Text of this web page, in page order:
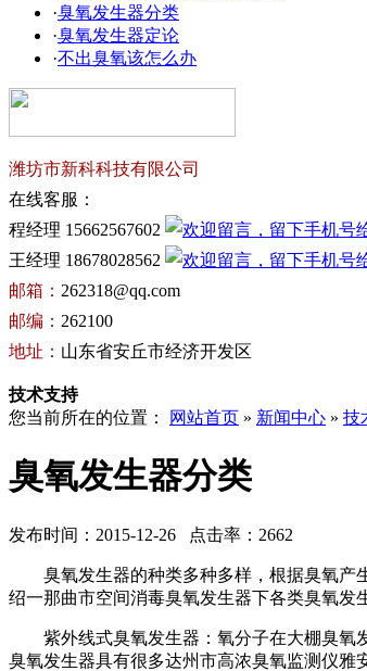
·臭氧发生器分类
·臭氧发生器定论
·不出臭氧该怎么办
潍坊市新科科技有限公司
在线客服：
程经理 15662567602
王经理 18678028562
邮箱： 262318@qq.com
邮编： 262100
地址： 山东省安丘市经济开发区
技术支持
您当前所在的位置：
网站首页 » 新闻中心 » 技
臭氧发生器分类
发布时间：2015-12-26 点击率：2662
臭氧发生器的种类多种多样，根据臭氧产
绍一那曲市空间消毒臭氧发生器下各类臭氧发
紫外线式臭氧发生器：氧分子在大棚臭氧
臭氧发生器具有很多达州市高浓臭氧监测仪雅